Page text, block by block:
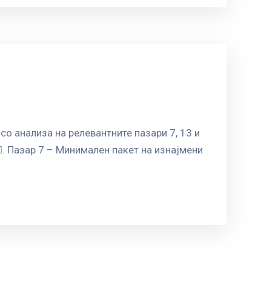
анализа на релевантните пазари 7, 13 и
Пазар 7 – Минимален пакет на изнајмени